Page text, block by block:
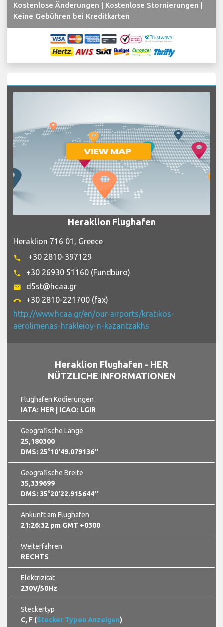
Kostenlose Änderungen | Kostenlose Stornierungen |
Keine Gebühren bei Kreditkarten
Heraklion Flughafen
Heraklion 716 01, Greece
phone +30 2810-397129
phone +30 26930 51160 (Fundbüro)
email d5st@hcaa.gr
call_end
+30 2810-221700 (fax)
http://www.hcaa.gr/en/our-airports/kratikos-
aerolimenas-hrakleioy-n-kazantzakhs
Heraklion Flughafen - HER
NÜTZLICHE INFORMATIONEN
Flughafen Kodierungen
IATA: HER
| ICAO: LGIR
Geografische Länge
25,180300
DMS: 25°10'49.079136''
Geografische Breite
35,339699
DMS: 35°20'22.915644''
Ankunft am Flughafen
21:26:33 pm GMT +0300
Weiterfahren
RECHTS
Elektrizität
230V/50Hz
Steckertyp
C, F (Stecker Typen Anzeigen)